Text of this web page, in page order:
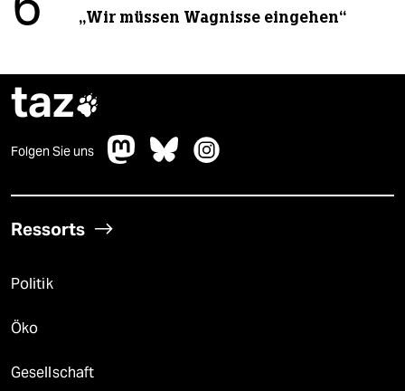
„Wir müssen Wagnisse eingehen“
taz
Folgen Sie uns
Ressorts
Politik
Öko
Gesellschaft